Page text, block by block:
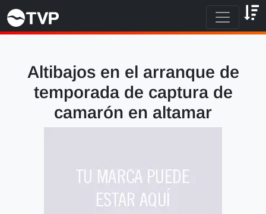
Altibajos en el arranque de
temporada de captura de
camarón en altamar